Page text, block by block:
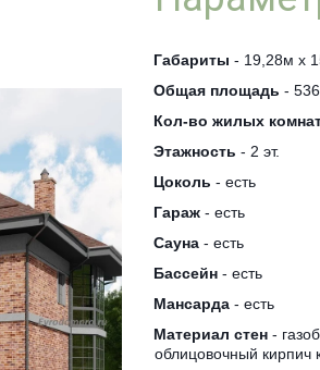
Габариты - 19,28м х
Общая площадь -
Кол-во жилых
Этажность - 2 эт.
Цоколь - есть
Гараж - есть
Сауна - есть
Бассейн - есть
Мансарда - есть
Материал стен -
облицовочный кирпич